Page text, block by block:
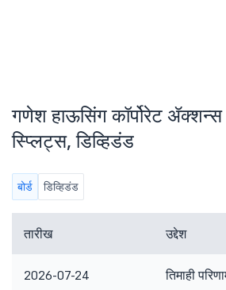
गणेश हाऊसिंग कॉर्पोरेट
स्प्लिट्स, डिव्हिडंड
बोर्ड डिव्हिडंड
तारीख उद्देश
2026-07-24 तिमाही